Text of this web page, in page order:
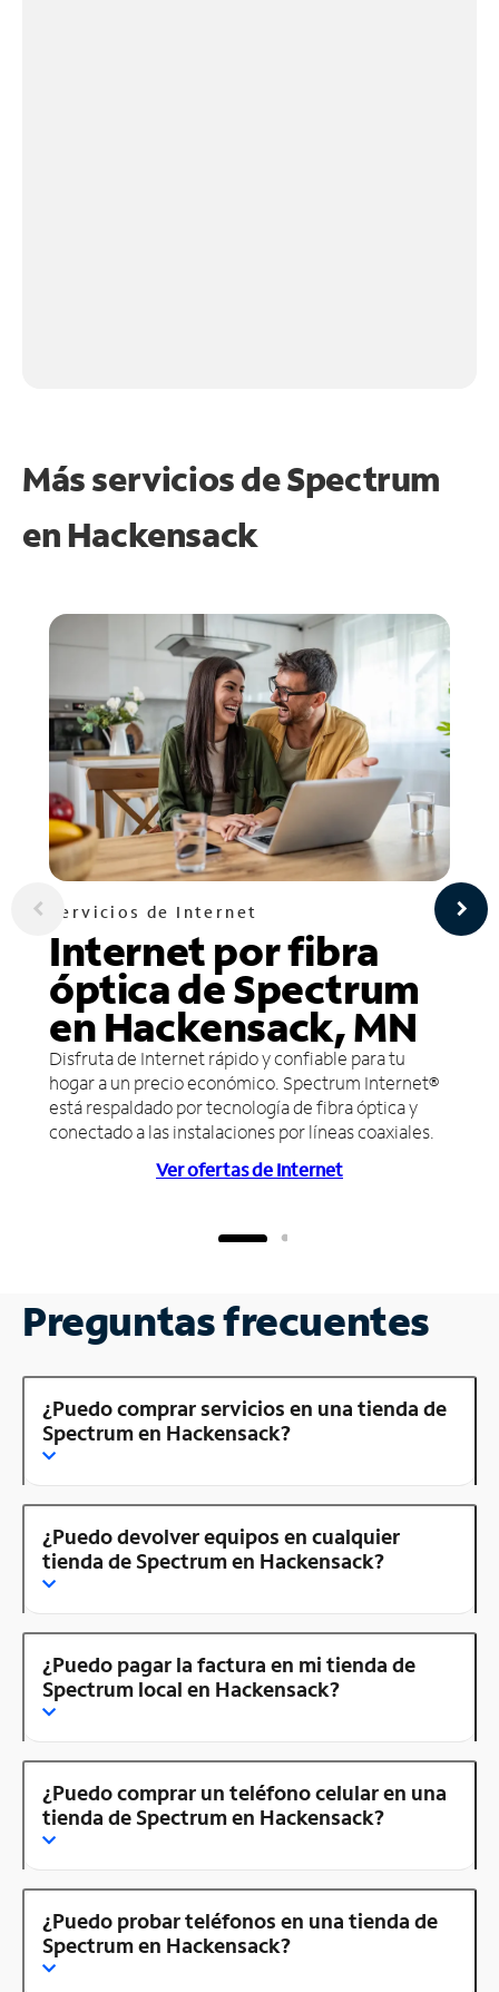
Más servicios de Spectrum
en Hackensack
Servicios de Internet
Internet por fibra
óptica de Spectrum
en Hackensack, MN
Disfruta de Internet rápido y confiable para tu
hogar a un precio económico. Spectrum Internet®
está respaldado por tecnología de fibra óptica y
conectado a las instalaciones por líneas coaxiales.
Ver ofertas de Internet
Preguntas frecuentes
¿Puedo comprar servicios en una tienda de
Spectrum en Hackensack?
¿Puedo devolver equipos en cualquier
tienda de Spectrum en Hackensack?
¿Puedo pagar la factura en mi tienda de
Spectrum local en Hackensack?
¿Puedo comprar un teléfono celular en una
tienda de Spectrum en Hackensack?
¿Puedo probar teléfonos en una tienda de
Spectrum en Hackensack?